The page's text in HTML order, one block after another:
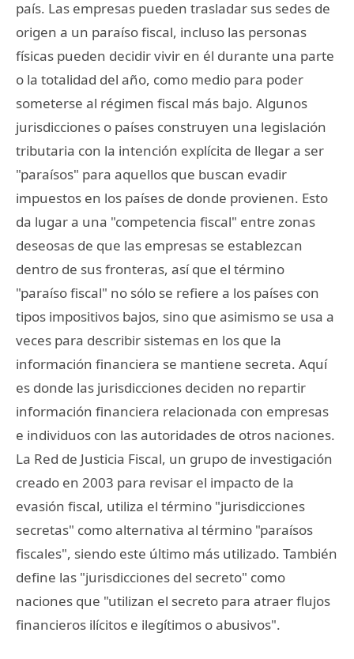
país. Las empresas pueden trasladar sus sedes de
origen a un paraíso fiscal, incluso las personas
físicas pueden decidir vivir en él durante una parte
o la totalidad del año, como medio para poder
someterse al régimen fiscal más bajo. Algunos
jurisdicciones o países construyen una legislación
tributaria con la intención explícita de llegar a ser
"paraísos" para aquellos que buscan evadir
impuestos en los países de donde provienen. Esto
da lugar a una "competencia fiscal" entre zonas
deseosas de que las empresas se establezcan
dentro de sus fronteras, así que el término
"paraíso fiscal" no sólo se refiere a los países con
tipos impositivos bajos, sino que asimismo se usa a
veces para describir sistemas en los que la
información financiera se mantiene secreta. Aquí
es donde las jurisdicciones deciden no repartir
información financiera relacionada con empresas
e individuos con las autoridades de otros naciones.
La Red de Justicia Fiscal, un grupo de investigación
creado en 2003 para revisar el impacto de la
evasión fiscal, utiliza el término "jurisdicciones
secretas" como alternativa al término "paraísos
fiscales", siendo este último más utilizado. También
define las "jurisdicciones del secreto" como
naciones que "utilizan el secreto para atraer flujos
financieros ilícitos e ilegítimos o abusivos".